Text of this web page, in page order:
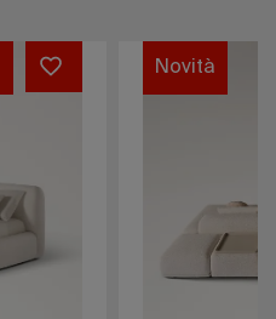
RENÉ
Novità